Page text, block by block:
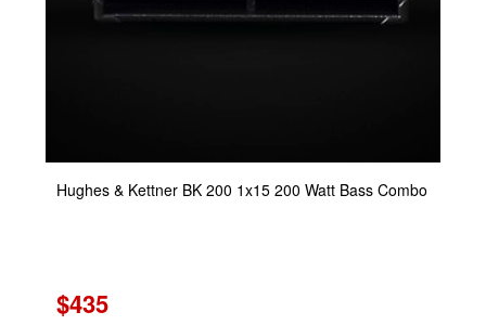
Hughes & Kettner BK 200 1x15 200 Watt Bass Combo
$435